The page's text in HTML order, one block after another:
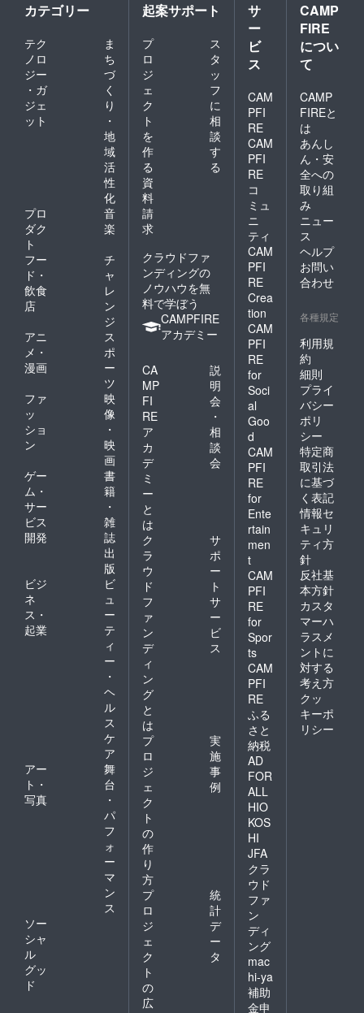
カテゴリー
テク
ノロ
ジー
・ガ
ジェ
ット
ま
ち
づ
く
り
・
地
域
活
性
化
プロ
ダク
ト
音
楽
フー
ド・
飲食
店
チ
ャ
レ
ン
ジ
アニ
メ・
漫画
ス
ポ
ー
ツ
ファ
ッ
ショ
ン
映
像
・
映
画
ゲー
ム・
サー
ビス
開発
書
籍
・
雑
誌
出
版
ビジ
ネ
ス・
起業
ビ
ュ
ー
テ
ィ
ー
・
ヘ
ル
ス
ケ
ア
アー
ト・
写真
舞
台
・
パ
フ
ォ
ー
マ
ン
ス
ソー
シャ
ル
グッ
ド
起案サポート
プ
ロ
ジ
ェ
ク
ト
を
作
る
ス
タ
ッ
フ
に
相
談
す
る
資
料
請
求
クラウドファ
ンディングの
ノウハウを無
料で学ぼう
CAMPFIRE
アカデミー
CA
MP
FI
RE
ア
カ
デ
ミ
ー
と
は
説
明
会
・
相
談
会
ク
ラ
ウ
ド
フ
ァ
ン
デ
ィ
ン
グ
と
は
サ
ポ
ー
ト
サ
ー
ビ
ス
プ
ロ
ジ
ェ
ク
ト
の
作
り
方
実
施
事
例
プ
ロ
ジ
ェ
ク
ト
の
広
統
計
デ
ー
タ
サ
ー
ビ
ス
CAM
PFI
RE
CAM
PFI
RE
コ
ミュ
ニ
ティ
CAM
PFI
RE
Crea
tion
CAM
PFI
RE
for
Soci
al
Goo
d
CAM
PFI
RE
for
Ente
rtain
men
t
CAM
PFI
RE
for
Spor
ts
CAM
PFI
RE
ふる
さと
納税
AD
FOR
ALL
HIO
KOS
HI
JFA
クラ
ウド
ファ
ン
ディ
ング
mac
hi-ya
補助
金申
CAMP
FIRE
につい
て
CAMP
FIREと
は
あんし
ん・安
全への
取り組
み
ニュー
ス
ヘルプ
お問い
合わせ
各種規定
利用規
約
細則
プライ
バシー
ポリ
シー
特定商
取引法
に基づ
く表記
情報セ
キュリ
ティ方
針
反社基
本方針
カスタ
マーハ
ラスメ
ントに
対する
考え方
クッ
キーポ
リシー